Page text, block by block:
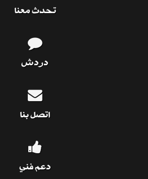
تحدث معنا
دردش
اتصل بنا
دعم فني